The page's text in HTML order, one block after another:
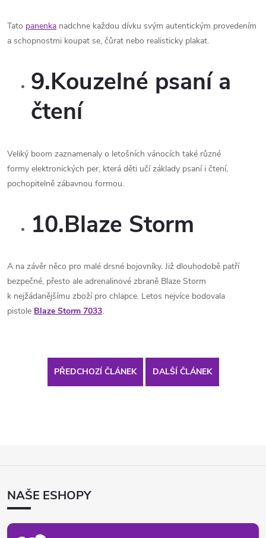
Tato panenka nadchne každou dívku svým autentickým provedením
a schopnostmi koupat se, čůrat nebo realisticky plakat.
9.Kouzelné psaní a
čtení
Veliký boom zaznamenaly o letošních vánocích také různé
formy elektronických per, která děti učí základy psaní i čtení,
pochopitelně zábavnou formou.
10.Blaze Storm
A na závěr něco pro malé drsné bojovníky. Již dlouhodobě patří
bezpečné, přesto ale adrenalinové zbraně Blaze Storm
k nejžádanějšímu zboží pro chlapce. Letos nejvíce bodovala
pistole Blaze Storm 7033.
PŘEDCHOZÍ ČLÁNEK DALŠÍ ČLÁNEK
ANAŠE ESHOPY